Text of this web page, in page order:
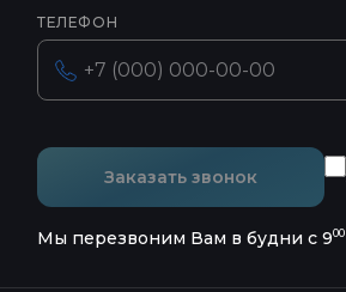
ТЕЛЕФОН
Заказать звонок
Мы перезвоним Вам в будни с 900